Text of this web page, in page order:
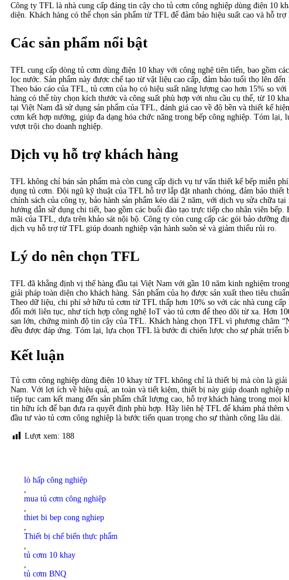
Công ty TFL là nhà cung cấp đáng tin cậy cho tủ cơm công nghiệp dùng điện 10
diện. Khách hàng có thể chọn sản phẩm từ TFL để đảm bảo hiệu suất cao và hỗ trợ
Các sản phẩm nổi bật
TFL cung cấp dòng tủ cơm dùng điện 10 khay với công nghệ tiên tiến, bao gồm
lọc nước. Sản phẩm này được chế tạo từ vật liệu cao cấp, đảm bảo tuổi thọ lên
Theo báo cáo của TFL, tủ cơm của họ có hiệu suất năng lượng cao hơn 15% so
hàng có thể tùy chọn kích thước và công suất phù hợp với nhu cầu cụ thể, từ 10
tại Việt Nam đã sử dụng sản phẩm của TFL, đánh giá cao về độ bền và thiết kế
cơm kết hợp nướng, giúp đa dạng hóa chức năng trong bếp công nghiệp. Tóm lại,
vượt trội cho doanh nghiệp.
Dịch vụ hỗ trợ khách hàng
TFL không chỉ bán sản phẩm mà còn cung cấp dịch vụ tư vấn thiết kế bếp miễn
dụng tủ cơm. Đội ngũ kỹ thuật của TFL hỗ trợ lắp đặt nhanh chóng, đảm bảo thiết
chính sách của công ty, bảo hành sản phẩm kéo dài 2 năm, với dịch vụ sửa chữa
hướng dẫn sử dụng chi tiết, bao gồm các buổi đào tạo trực tiếp cho nhân viên
mãi của TFL, dựa trên khảo sát nội bộ. Công ty còn cung cấp các gói bảo dưỡng
dịch vụ hỗ trợ từ TFL giúp doanh nghiệp vận hành suôn sẻ và giảm thiểu rủi ro.
Lý do nên chọn TFL
TFL đã khẳng định vị thế hàng đầu tại Việt Nam với gần 10 năm kinh nghiệm
giải pháp toàn diện cho khách hàng. Sản phẩm của họ được sản xuất theo tiêu
Theo dữ liệu, chi phí sở hữu tủ cơm từ TFL thấp hơn 10% so với các nhà cung
đổi mới liên tục, như tích hợp công nghệ IoT vào tủ cơm để theo dõi từ xa. Hơn
sạn lớn, chứng minh độ tin cậy của TFL. Khách hàng chọn TFL vì phương châm
đều được đáp ứng. Tóm lại, lựa chọn TFL là bước đi chiến lược cho sự phát triển
Kết luận
Tủ cơm công nghiệp dùng điện 10 khay từ TFL không chỉ là thiết bị mà còn là
Nam. Với lợi ích về hiệu quả, an toàn và tiết kiệm, thiết bị này giúp doanh nghiệp
tiếp tục cam kết mang đến sản phẩm chất lượng cao, hỗ trợ khách hàng trong mọi
tin hữu ích để bạn đưa ra quyết định phù hợp. Hãy liên hệ TFL để khám phá thêm
đầu tư vào tủ cơm công nghiệp là bước tiến quan trọng cho sự thành công lâu dài.
Lượt xem: 188
lò hấp công nghiệp
,
mua tủ cơm công nghiệp
,
thiet bi bep cong nghiep
,
Thiết bị chế biến thực phẩm
,
tủ cơm 10 khay
,
tủ cơm BNQ